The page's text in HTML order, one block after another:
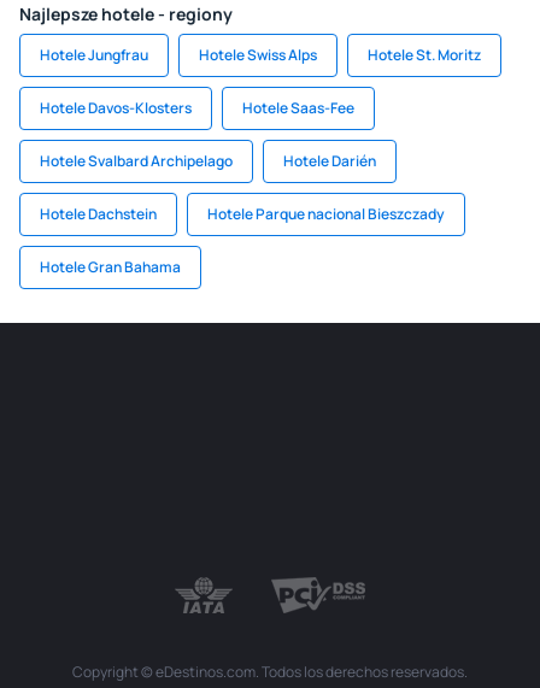
Najlepsze hotele - regiony
Hotele Jungfrau Hotele Swiss Alps Hotele St. Moritz
Hotele Davos-Klosters Hotele Saas-Fee
Hotele Svalbard Archipelago Hotele Darién
Hotele Dachstein Hotele Parque nacional Bieszczady
Hotele Gran Bahama
Copyright © eDestinos.com. Todos los derechos reservados.